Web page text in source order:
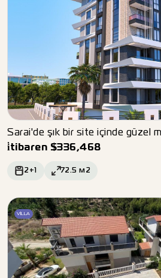
Sarai'de şık bir site içinde güzel
i̇tibaren $336,468
2+1 72.5 м2
VILLA